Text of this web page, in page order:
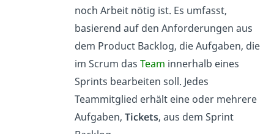
noch Arbeit nötig ist. Es umfasst,
basierend auf den Anforderungen aus
dem Product Backlog, die Aufgaben, die
im Scrum das Team innerhalb eines
Sprints bearbeiten soll. Jedes
Teammitglied erhält eine oder mehrere
Aufgaben, Tickets, aus dem Sprint